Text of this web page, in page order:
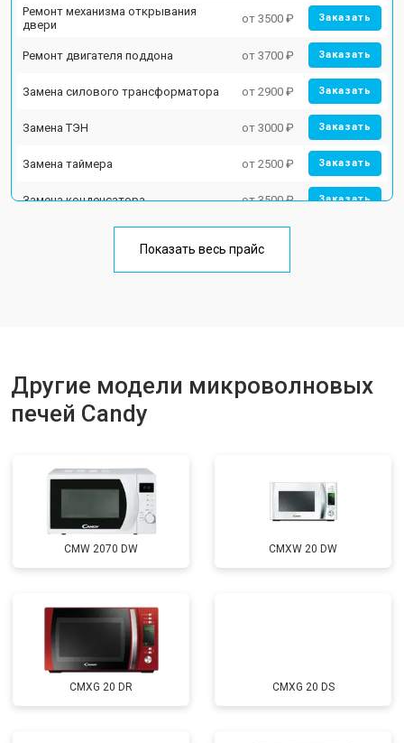
Ремонт механизма открывания
двери
от 3500 ₽ Заказать
Ремонт двигателя поддона от 3700 ₽ Заказать
Замена силового трансформатора от 2900 ₽ Заказать
Замена ТЭН от 3000 ₽ Заказать
Замена таймера от 2500 ₽ Заказать
Замена конденсатора от 3500 ₽ Заказать
Ремонт платы управления
Замена лампочки от 2400 ₽
Показать весь прайс
Другие модели микроволновых
печей Candy
CMW 2070 DW CMXW 20 DW
CMXG 20 DR CMXG 20 DS